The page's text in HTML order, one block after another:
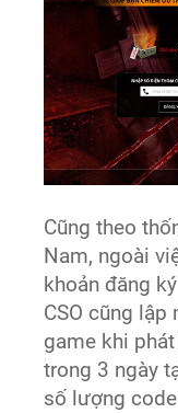
Cũng theo
Nam, ngoài
khoản đăng
CSO cũng
game khi
trong 3 ngày
số lượng